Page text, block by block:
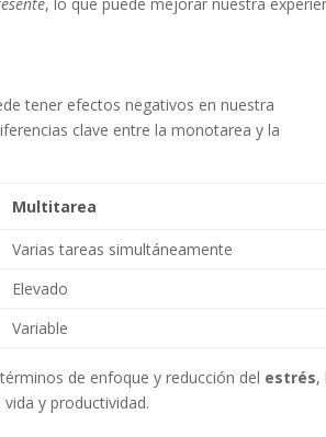
, lo que puede mejorar nuestra
tener efectos negativos en nuestra
clave entre la monotarea y la
Multitarea
Varias tareas simultáneamente
Elevado
Variable
de enfoque y reducción del estrés,
y productividad.